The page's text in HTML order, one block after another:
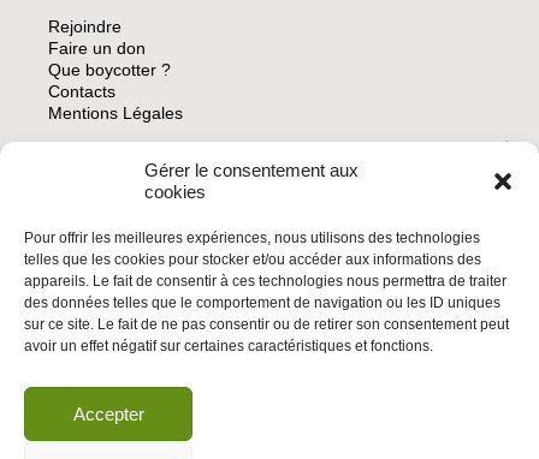
Gérer le consentement aux
cookies
Pour offrir les meilleures expériences, nous utilisons des technologies
telles que les cookies pour stocker et/ou accéder aux informations des
appareils. Le fait de consentir à ces technologies nous permettra de traiter
des données telles que le comportement de navigation ou les ID uniques
sur ce site. Le fait de ne pas consentir ou de retirer son consentement peut
avoir un effet négatif sur certaines caractéristiques et fonctions.
Accepter
Rejoindre
Faire un don
Que boycotter ?
Contacts
Mentions Légales
ARCHIVES
INSCRIVEZ-VOUS À LA NEWSLETTER
Inscrivez-vous à la Newsletter
Valider